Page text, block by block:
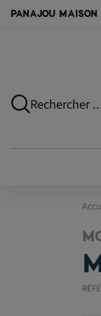
PANAJOU MAISON
Rechercher